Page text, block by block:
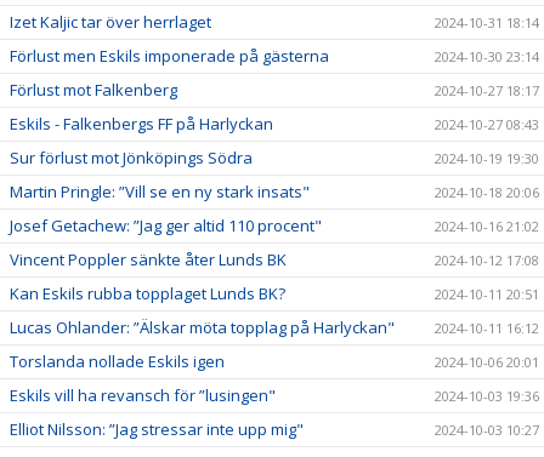
Izet Kaljic tar över herrlaget 2024-10-31 18:14
Förlust men Eskils imponerade på gästerna 2024-10-30 23:14
Förlust mot Falkenberg 2024-10-27 18:17
Eskils - Falkenbergs FF på Harlyckan 2024-10-27 08:43
Sur förlust mot Jönköpings Södra 2024-10-19 19:30
Martin Pringle: ”Vill se en ny stark insats" 2024-10-18 20:06
Josef Getachew: ”Jag ger altid 110 procent" 2024-10-16 21:02
Vincent Poppler sänkte åter Lunds BK 2024-10-12 17:08
Kan Eskils rubba topplaget Lunds BK? 2024-10-11 20:51
Lucas Ohlander: ”Älskar möta topplag på Harlyckan" 2024-10-11 16:12
Torslanda nollade Eskils igen 2024-10-06 20:01
Eskils vill ha revansch för ”lusingen" 2024-10-03 19:36
Elliot Nilsson: ”Jag stressar inte upp mig" 2024-10-03 10:27